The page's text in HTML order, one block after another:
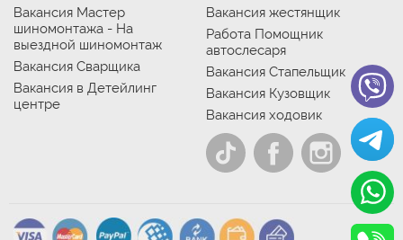
Вакансия Мастер
шиномонтажа - На
выездной шиномонтаж
Вакансия Сварщика
Вакансия в Детейлинг
центре
Вакансия жестянщик
Работа Помощник
автослесаря
Вакансия Стапельщик
Вакансия Кузовщик
Вакансия ходовик